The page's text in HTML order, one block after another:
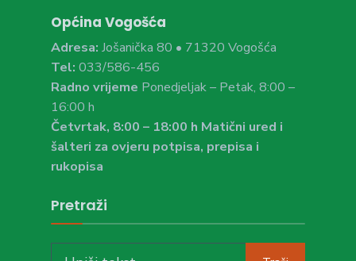
Općina Vogošća
Adresa: Jošanička 80 • 71320 Vogošća
Tel: 033/586-456
Radno vrijeme Ponedjeljak – Petak, 8:00 –
16:00 h
Četvrtak, 8:00 – 18:00 h Matični ured i
šalteri za ovjeru potpisa, prepisa i
rukopisa
Pretraži